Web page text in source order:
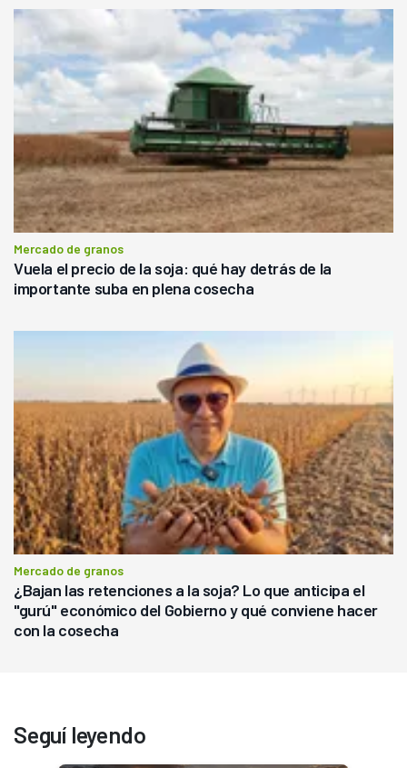
Mercado de granos
Vuela el precio de la soja: qué hay detrás de la
importante suba en plena cosecha
Mercado de granos
¿Bajan las retenciones a la soja? Lo que anticipa el
"gurú" económico del Gobierno y qué conviene hacer
con la cosecha
Seguí leyendo